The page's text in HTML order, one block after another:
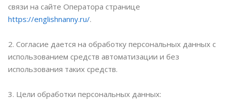
связи на сайте Оператора странице
https://englishnanny.ru/.
2. Согласие дается на обработку персональных данных с
использованием средств автоматизации и без
использования таких средств.
3. Цели обработки персональных данных: